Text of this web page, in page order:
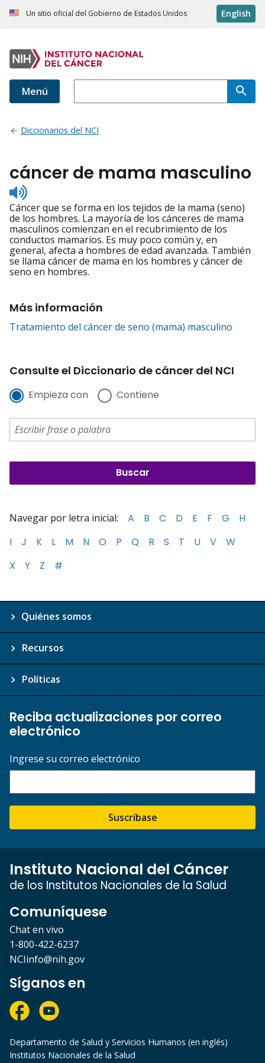
Un sitio oficial del Gobierno de Estados Unidos English
Menú
Diccionarios del NCI
cáncer de mama masculino
Listen
to
pronunciation
Cáncer que se forma en los tejidos de la mama (seno)
de los hombres. La mayoría de los cánceres de mama
masculinos comienzan en el recubrimiento de los
conductos mamarios. Es muy poco común y, en
general, afecta a hombres de edad avanzada. También
se llama cáncer de mama en los hombres y cáncer de
seno en hombres.
Más información
Tratamiento del cáncer de seno (mama) masculino
Consulte el Diccionario de cáncer del NCI
Empieza con Contiene
Navegar por letra inicial: A B C D E F G
H
I
J K L M N O P Q R S T U V
W
X
Y Z #
Quiénes somos
Recursos
Políticas
Reciba actualizaciones por correo
electrónico
Ingrese su correo electrónico
Suscríbase
Instituto Nacional del Cáncer
de los Institutos Nacionales de la Salud
Comuníquese
Chat en vivo
1-800-422-6237
NCIinfo@nih.gov
Síganos en
Departamento de Salud y Servicios Humanos (en inglés)
Institutos Nacionales de la Salud